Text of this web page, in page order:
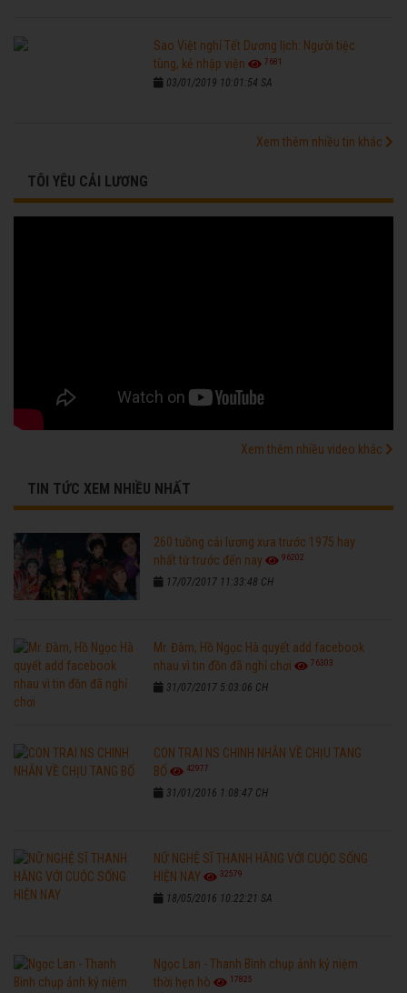
Sao Việt nghỉ Tết Dương lịch: Người tiệc
tùng, kẻ nhập viện
7681
03/01/2019 10:01:54 SA
Xem thêm nhiều tin khác
TÔI YÊU CẢI LƯƠNG
Xem thêm nhiều video khác
TIN TỨC XEM NHIỀU NHẤT
260 tuồng cải lương xưa trước 1975 hay
nhất từ trước đến nay
96202
17/07/2017 11:33:48 CH
Mr. Đàm, Hồ Ngọc Hà quyết add facebook
nhau vì tin đồn đã nghỉ chơi
76303
31/07/2017 5:03:06 CH
CON TRAI NS CHINH NHẪN VỀ CHỊU TANG
BỐ
42977
31/01/2016 1:08:47 CH
NỮ NGHỆ SĨ THANH HẰNG VỚI CUỘC SỐNG
HIỆN NAY
32579
18/05/2016 10:22:21 SA
Ngọc Lan - Thanh Bình chụp ảnh kỷ niệm
thời hẹn hò
17825